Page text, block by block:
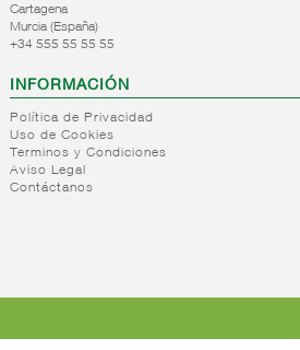
Bebidas
refrigeradas
otras
Mantequillas
Internacional
lacteos
Internacional
natas
mantequillas
Internacional
yogur,postre,otros
Margarinas+
Margarinas
Salazones,semi-
conservas
pescado,surimis
+
aceite
Quesos en
nacionales
cuñas
blanda,
piezas
Cartagena
Murcia (España)
+34 555 55 55 55
INFORMACIÓN
Política de Privacidad
Uso de Cookies
Terminos y Condiciones
Aviso Legal
Contáctanos